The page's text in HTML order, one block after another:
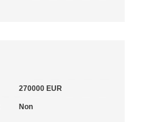
270000 EUR
Non